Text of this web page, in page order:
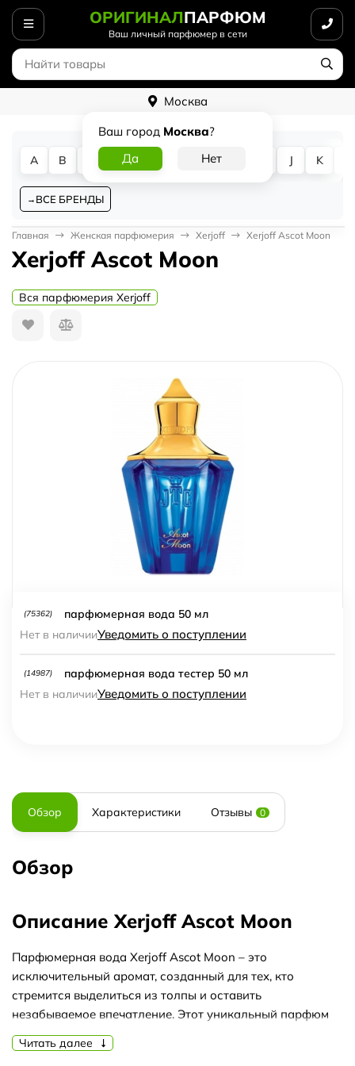
ОРИГИНАЛПАРФЮМ
Ваш личный парфюмер в сети
Москва
Ваш город Москва?
A B D G J K
ВСЕ БРЕНДЫ
Главная Женская парфюмерия Xerjoff Xerjoff Ascot Moon
Xerjoff Ascot Moon
Вся парфюмерия Xerjoff
(75362)
парфюмерная вода 50 мл
Нет в наличииУведомить о поступлении
(14987)
парфюмерная вода тестер 50 мл
Нет в наличииУведомить о поступлении
Обзор Характеристики Отзывы 0
Обзор
Описание Xerjoff Ascot Moon
Парфюмерная вода Xerjoff Ascot Moon – это
исключительный аромат, созданный для тех, кто
стремится выделиться из толпы и оставить
незабываемое впечатление. Этот уникальный парфюм
был представлен миру в 2012 году и с тех пор завоевал
сердца многих ценителей и заслужил признание в
Читать далее